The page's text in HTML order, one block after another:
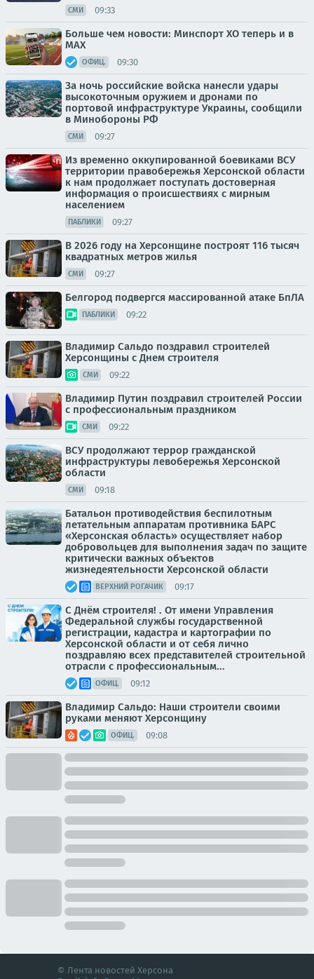
СМИ 09:33
Больше чем новости: Минспорт ХО теперь и в
МАХ
ОФИЦ. 09:30
За ночь российские войска нанесли удары
высокоточным оружием и дронами по
портовой инфраструктуре Украины, сообщили
в Минобороны РФ
СМИ 09:27
Из временно оккупированной боевиками ВСУ
территории правобережья Херсонской области
к нам продолжает поступать достоверная
информация о происшествиях с мирным
населением
ПАБЛИКИ 09:27
В 2026 году на Херсонщине построят 116 тысяч
квадратных метров жилья
СМИ 09:27
Белгород подвергся массированной атаке БпЛА
ПАБЛИКИ 09:22
Владимир Сальдо поздравил строителей
Херсонщины с Днем строителя
СМИ 09:22
Владимир Путин поздравил строителей России
с профессиональным праздником
СМИ 09:22
ВСУ продолжают террор гражданской
инфраструктуры левобережья Херсонской
области
СМИ 09:18
Батальон противодействия беспилотным
летательным аппаратам противника БАРС
«Херсонская область» осуществляет набор
добровольцев для выполнения задач по защите
критически важных объектов
жизнедеятельности Херсонской области
ВЕРХНИЙ РОГАЧИК 09:17
С Днём строителя! . От имени Управления
Федеральной службы государственной
регистрации, кадастра и картографии по
Херсонской области и от себя лично
поздравляю всех представителей строительной
отрасли с профессиональным...
ОФИЦ. 09:12
Владимир Сальдо: Наши строители своими
руками меняют Херсонщину
ОФИЦ. 09:08
© Лента новостей Херсона